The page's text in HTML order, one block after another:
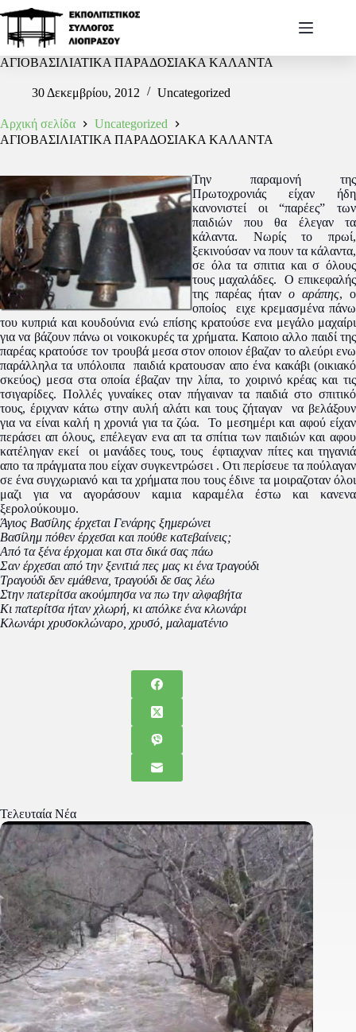
ΑΓΙΟΒΑΣΙΛΙΑΤΙΚΑ ΠΑΡΑΔΟΣΙΑΚΑ ΚΑΛΑΝΤΑ
30 Δεκεμβρίου, 2012 Uncategorized
Αρχική σελίδα
Uncategorized
ΑΓΙΟΒΑΣΙΛΙΑΤΙΚΑ ΠΑΡΑΔΟΣΙΑΚΑ ΚΑΛΑΝΤΑ
Την παραμονή της
Πρωτοχρονιάς είχαν ήδη
κανονιστεί οι “παρέες” των
παιδιών που θα έλεγαν τα
κάλαντα. Νωρίς το πρωί,
ξεκινούσαν να πουν τα κάλαντα,
σε όλα τα σπιτια και σ όλους
τους μαχαλάδες. Ο επικεφαλής
της παρέας ήταν ο αράπης, ο
οποίος ειχε κρεμασμένα πάνω
του κυπριά και κουδούνια ενώ επίσης κρατούσε ενα μεγάλο μαχαίρι
για να βάζουν πάνω οι νοικοκυρές τα χρήματα. Καποιο αλλο παιδί της
παρέας κρατούσε τον τρουβά μεσα στον οποιον έβαζαν το αλεύρι ενω
παράλληλα τα υπόλοιπα παιδιά κρατουσαν απο ένα κακάβι (οικιακό
σκεύος) μεσα στα οποία έβαζαν την λίπα, το χοιρινό κρέας και τις
τσιγαρίδες. Πολλές γυναίκες οταν πήγαιναν τα παιδιά στο σπιτικό
τους, έριχναν κάτω στην αυλή αλάτι και τους ζήταγαν να βελάξουν
για να είναι καλή η χρονιά για τα ζώα. Το μεσημέρι και αφού είχαν
περάσει απ όλους, επέλεγαν ενα απ τα σπίτια των παιδιών και αφου
κατέληγαν εκεί οι μανάδες τους, τους έφτιαχναν πίτες και τηγανιά
απο τα πράγματα που είχαν συγκεντρώσει . Οτι περίσευε τα πούλαγαν
σε ένα συγχωριανό και τα χρήματα που τους έδινε τα μοιραζοταν όλοι
μαζι για να αγοράσουν καμια καραμέλα έστω και κανενα
ξερολούκουμο.
Άγιος Βασίλης έρχεται Γενάρης ξημερώνει
Βασίλημ πόθεν έρχεσαι και πούθε κατεβαίνεις;
Από τα ξένα έρχομαι και στα δικά σας πάω
Σαν έρχεσαι από την ξενιτιά πες μας κι ένα τραγούδι
Τραγούδι δεν εμάθενα, τραγούδι δε σας λέω
Στην πατερίτσα ακούμπησα να πω την αλφαβήτα
Κι πατερίτσα ήταν χλωρή, κι απόλκε ένα κλωνάρι
Κλωνάρι χρυσοκλώναρο, χρυσό, μαλαματένιο
Τελευταία Νέα